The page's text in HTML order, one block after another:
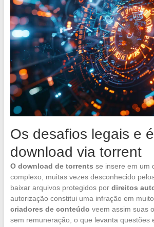
Os desafios legais e
download via torrent
O download de torrents se insere em um
complexo, muitas vezes desconhecido
baixar arquivos protegidos por direitos
autorização constitui uma infração em
criadores de conteúdo veem assim suas
sem remuneração, o que levanta questões